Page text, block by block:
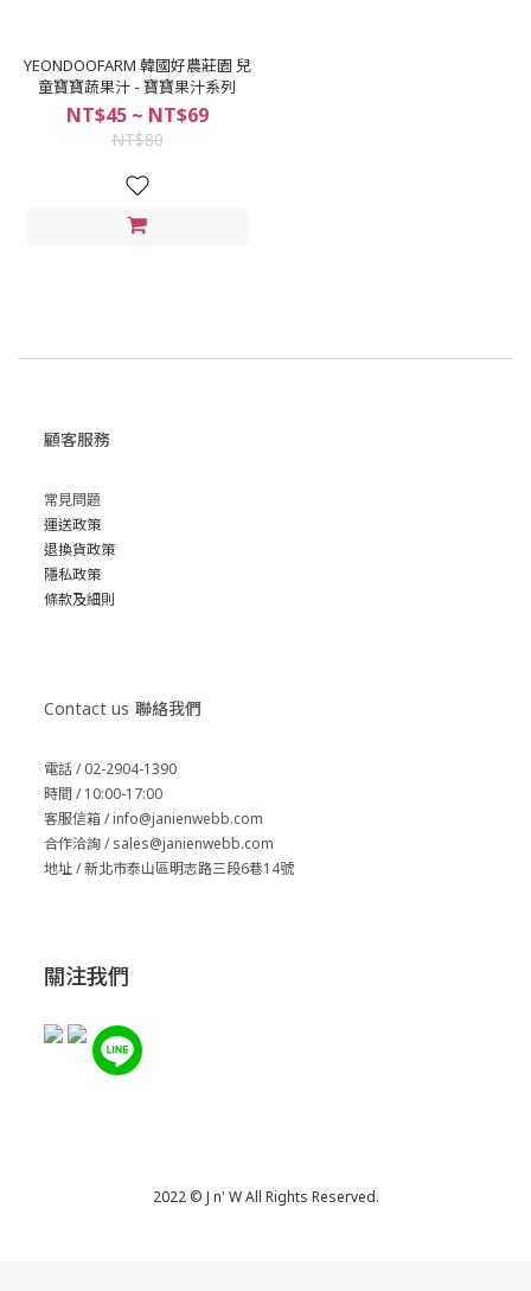
YEONDOOFARM 韓國好農莊園 兒
童寶寶蔬果汁 - 寶寶果汁系列
NT$45 ~ NT$69
NT$80
顧客服務
常見問題
運送政策
退換貨政策
隱私政策
條款及細則
Contact us 聯絡我們
電話 / 02-2904-1390
時間 / 10:00-17:00
客服信箱 / info@janienwebb.com
合作洽詢 / sales@janienwebb.com
地址 / 新北市泰山區明志路三段6巷14號
關注我們
2022 © J n' W All Rights Reserved.